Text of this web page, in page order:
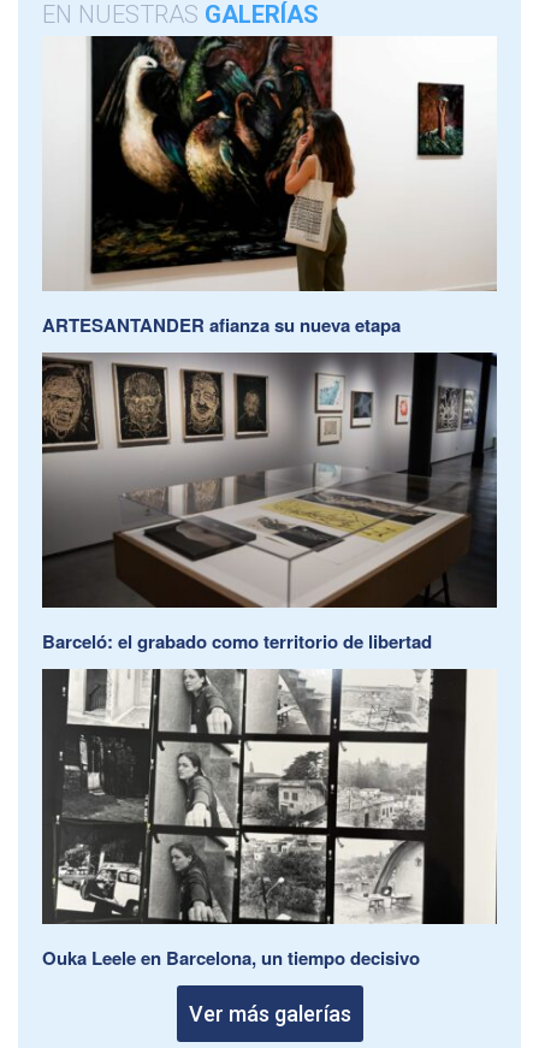
EN NUESTRAS GALERÍAS
ARTESANTANDER afianza su nueva etapa
Barceló: el grabado como territorio de libertad
Ouka Leele en Barcelona, un tiempo decisivo
Ver más galerías